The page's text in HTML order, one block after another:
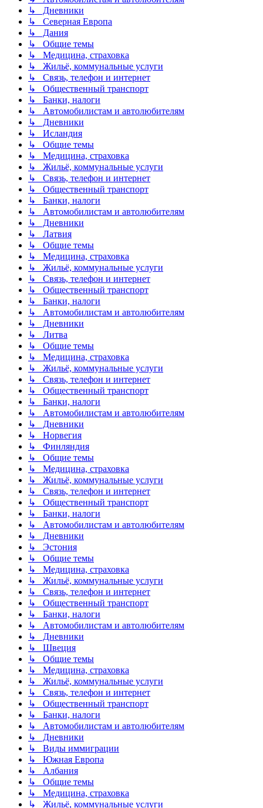
↳ Дневники
↳ Северная Европа
↳ Дания
↳ Общие темы
↳ Медицина, страховка
↳ Жильё, коммунальные услуги
↳ Связь, телефон и интернет
↳ Общественный транспорт
↳ Банки, налоги
↳ Автомобилистам и автолюбителям
↳ Дневники
↳ Исландия
↳ Общие темы
↳ Медицина, страховка
↳ Жильё, коммунальные услуги
↳ Связь, телефон и интернет
↳ Общественный транспорт
↳ Банки, налоги
↳ Автомобилистам и автолюбителям
↳ Дневники
↳ Латвия
↳ Общие темы
↳ Медицина, страховка
↳ Жильё, коммунальные услуги
↳ Связь, телефон и интернет
↳ Общественный транспорт
↳ Банки, налоги
↳ Автомобилистам и автолюбителям
↳ Дневники
↳ Литва
↳ Общие темы
↳ Медицина, страховка
↳ Жильё, коммунальные услуги
↳ Связь, телефон и интернет
↳ Общественный транспорт
↳ Банки, налоги
↳ Автомобилистам и автолюбителям
↳ Дневники
↳ Норвегия
↳ Финляндия
↳ Общие темы
↳ Медицина, страховка
↳ Жильё, коммунальные услуги
↳ Связь, телефон и интернет
↳ Общественный транспорт
↳ Банки, налоги
↳ Автомобилистам и автолюбителям
↳ Дневники
↳ Эстония
↳ Общие темы
↳ Медицина, страховка
↳ Жильё, коммунальные услуги
↳ Связь, телефон и интернет
↳ Общественный транспорт
↳ Банки, налоги
↳ Автомобилистам и автолюбителям
↳ Дневники
↳ Швеция
↳ Общие темы
↳ Медицина, страховка
↳ Жильё, коммунальные услуги
↳ Связь, телефон и интернет
↳ Общественный транспорт
↳ Банки, налоги
↳ Автомобилистам и автолюбителям
↳ Дневники
↳ Виды иммиграции
↳ Южная Европа
↳ Албания
↳ Общие темы
↳ Медицина, страховка
↳ Жильё, коммунальные услуги